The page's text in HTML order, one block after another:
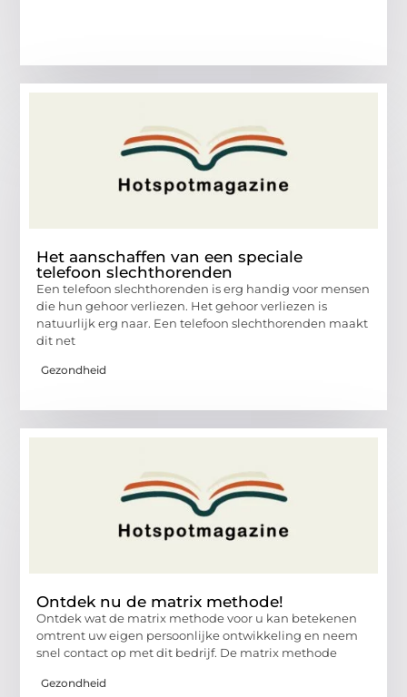
Het aanschaffen van een speciale
telefoon slechthorenden
Een telefoon slechthorenden is erg handig voor mensen
die hun gehoor verliezen. Het gehoor verliezen is
natuurlijk erg naar. Een telefoon slechthorenden maakt
dit net
Gezondheid
Ontdek nu de matrix methode!
Ontdek wat de matrix methode voor u kan betekenen
omtrent uw eigen persoonlijke ontwikkeling en neem
snel contact op met dit bedrijf. De matrix methode
Gezondheid